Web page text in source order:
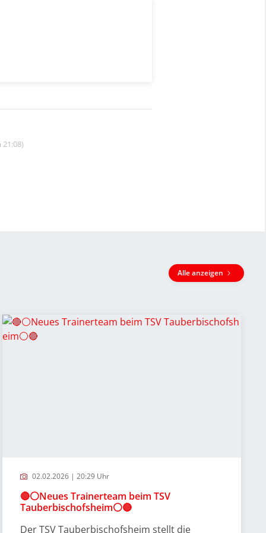
Alle anzeigen
02.02.2026 | 20:29 Uhr
🔴⚪️Neues Trainerteam beim TSV
Tauberbischofsheim⚪️🔴
Der TSV Tauberbischofsheim stellt die